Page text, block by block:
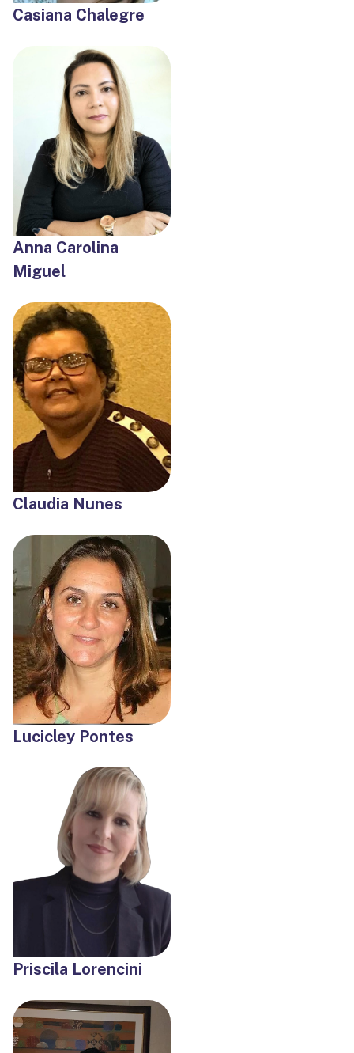
Casiana Chalegre
Anna Carolina
Miguel
Claudia Nunes
Lucicley Pontes
Priscila Lorencini